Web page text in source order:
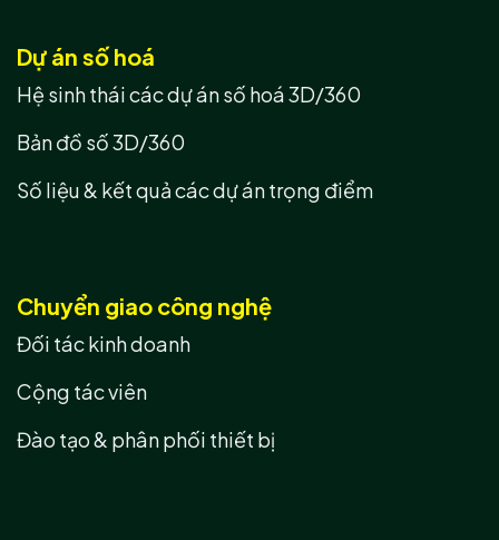
Dự án số hoá
Hệ sinh thái các dự án số hoá 3D/360
Bản đồ số 3D/360
Số liệu & kết quả các dự án trọng điểm
Chuyển giao công nghệ
Đối tác kinh doanh
Cộng tác viên
Đào tạo & phân phối thiết bị